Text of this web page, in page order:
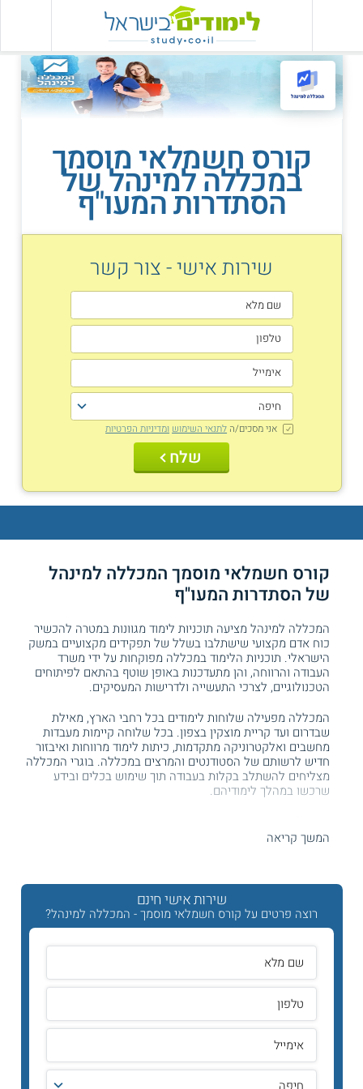
קורס חשמלאי מוסמך
במכללה למינהל של
הסתדרות המעו"ף
שירות אישי - צור קשר
אני מסכים/ה לתנאי השימוש ומדיניות הפרטיות
שלח
קורס חשמלאי מוסמך המכללה למינהל
שלהסתדרות המעו"ף
המכללה למינהל מציעה תוכניות לימוד מגוונות במטרה להכשיר
כוח אדם מקצועי שישתלבו בשלל של תפקידים מקצועיים במשק
הישראלי. תוכניות הלימוד במכללה מפוקחות על ידי משרד
העבודה והרווחה, והן מתעדכנות באופן שוטף בהתאם לפיתוחים
הטכנולוגיים, לצרכי התעשייה ולדרישות המעסיקים.
המכללה מפעילה שלוחות לימודים בכל רחבי הארץ, מאילת
שבדרום ועד קריית מוצקין בצפון. בכל שלוחה קיימות מעבדות
מחשבים ואלקטרוניקה מתקדמות, כיתות לימוד מרווחות ואיבזור
חדיש לרשותם של הסטודנטים והמרצים במכללה. בוגרי המכללה
מצליחים להשתלב בקלות בעבודה תוך שימוש בכלים ובידע
שרכשו במהלך לימודיהם.
קיראו עוד על: קורס טכנאי
תוכנית הלימודים
מקצועו של החשמלאי הוא אחד מהמקצועות המבוקשים ביותר
בשוק העבודה בעקבות השימוש הרב של כלל האוכלוסייה
במכשירים חשמליים הזקוקים לתיקון וטיפול. החשמלאי עוסק
בעבודות תכנון, התקנה, אחזקה ופיקוח על מתקנים חשמליים
ביתיים ותעשייתיים.
חשמלאי בדרגה השנייה, לאחרלימודי חשמלאי מעשי, ולפני
לימודי חשמלאי ראשי
. הרישיון מקנה לבוגרים לערוך תוכניות עד
המשך קריאה
שירות אישי חינם
רוצה פרטים על קורס חשמלאי מוסמך - המכללה למינהל?